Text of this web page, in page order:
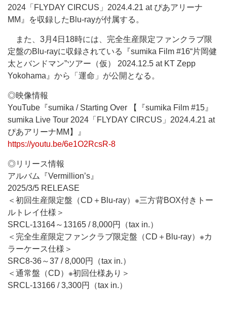
2024「FLYDAY CIRCUS」2024.4.21 at ぴあアリーナ
MM』を収録したBlu-rayが付属する。
また、3月4日18時には、完全生産限定ファンクラブ限
定盤のBlu-rayに収録されている『sumika Film #16“片岡健
太とバンドマン”ツアー（仮） 2024.12.5 at KT Zepp
Yokohama』から「運命」が公開となる。
◎映像情報
YouTube『sumika / Starting Over 【『sumika Film #15』
sumika Live Tour 2024「FLYDAY CIRCUS」2024.4.21 at
ぴあアリーナMM】』
https://youtu.be/6e1O2RcsR-8
◎リリース情報
アルバム『Vermillion’s』
2025/3/5 RELEASE
＜初回生産限定盤（CD＋Blu-ray）※三方背BOX付きトー
ルトレイ仕様＞
SRCL-13164～13165 / 8,000円（tax in.）
＜完全生産限定ファンクラブ限定盤（CD＋Blu-ray）※カ
ラーケース仕様＞
SRC8-36～37 / 8,000円（tax in.）
＜通常盤（CD）※初回仕様あり＞
SRCL-13166 / 3,300円（tax in.）